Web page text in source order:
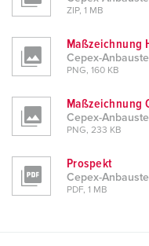
ZIP, 1 MB
Maßzeichnung
Cepex-
PNG, 160 KB
Maßzeichnung
Cepex-
PNG, 233 KB
Prospekt
Cepex-
PDF, 1 MB